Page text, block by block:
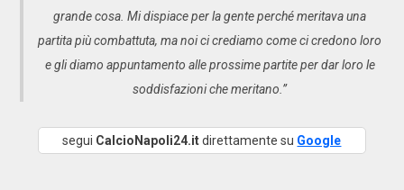
grande cosa. Mi dispiace per la gente perché meritava una
partita più combattuta, ma noi ci crediamo come ci credono loro
e gli diamo appuntamento alle prossime partite per dar loro le
soddisfazioni che meritano.”
segui CalcioNapoli24.itdirettamente su Google